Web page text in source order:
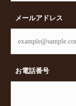
メールアドレス
お電話番号